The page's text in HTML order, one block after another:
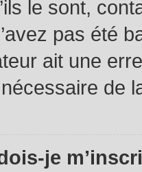
le sont,
pas été
ait une
nécessaire de
je